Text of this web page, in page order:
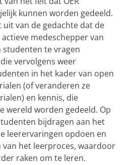
kunnen worden gedeeld.
uit van de gedachte dat de
medeschepper van
studenten te vragen
vervolgens weer
in het kader van open
(of veranderen ze
en kennis, die
wereld worden gedeeld. Op
bijdragen aan het
leerervaringen opdoen en
van het leerproces, waardoor
raken om te leren.